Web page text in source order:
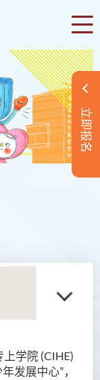
立即报名
学院 (CIHE)
发展中心”，